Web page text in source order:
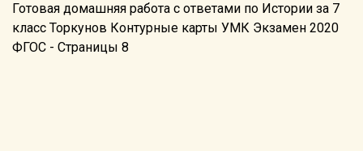
Готовая домашняя работа с ответами по Истории за 7
класс Торкунов Контурные карты УМК Экзамен 2020
ФГОС - Страницы 8